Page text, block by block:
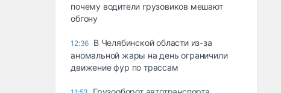
почему водители грузовиков мешают
обгону
12:36 В Челябинской области из-за
аномальной жары на день ограничили
движение фур по трассам